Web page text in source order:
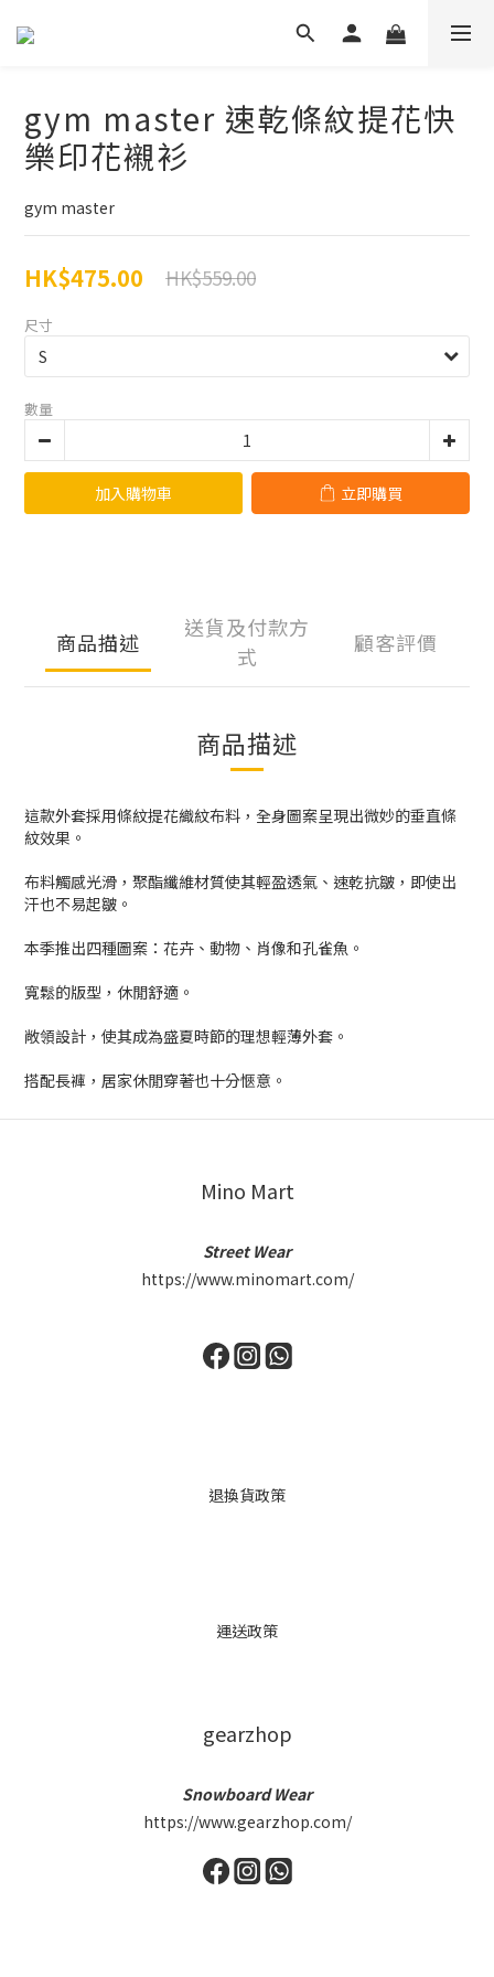
gym master 速乾條紋提花快
樂印花襯衫
gym master
HK$475.00 HK$559.00
尺寸
數量
加入購物車 立即購買
商品描述
送貨及付款方
式
顧客評價
商品描述
這款外套採用條紋提花織紋布料，全身圖案呈現出微妙的垂直條
紋效果。
布料觸感光滑，聚酯纖維材質使其輕盈透氣、速乾抗皺，即使出
汗也不易起皺。
本季推出四種圖案：花卉、動物、肖像和孔雀魚。
寬鬆的版型，休閒舒適。
敞領設計，使其成為盛夏時節的理想輕薄外套。
搭配長褲，居家休閒穿著也十分愜意。
Mino Mart
Street Wear
https://www.minomart.com/
退換貨政策
運送政策
gearzhop
Snowboard Wear
https://www.gearzhop.com/